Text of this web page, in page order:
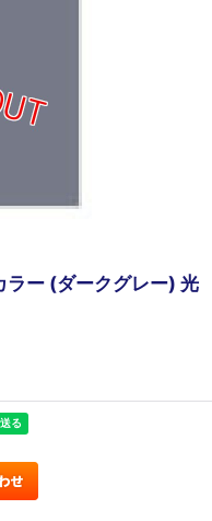
ー (ダークグレー) 光